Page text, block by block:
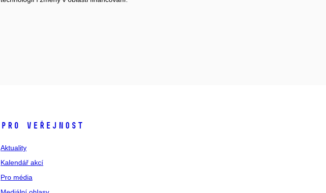
Pro veřejnost
Aktuality
Kalendář akcí
Pro média